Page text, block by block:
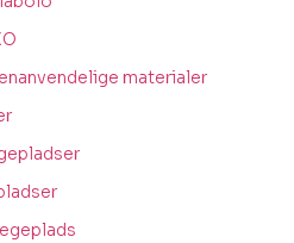
materialer